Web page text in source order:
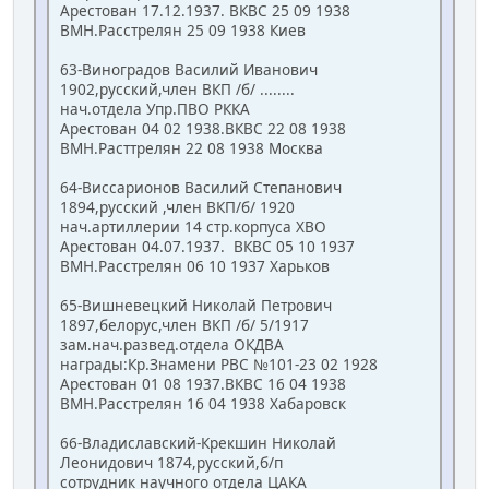
Арестован 17.12.1937. ВКВС 25 09 1938
ВМН.Расстрелян 25 09 1938 Киев
63-Виноградов Василий Иванович
1902,русский,член ВКП /б/ ........
нач.отдела Упр.ПВО РККА
Арестован 04 02 1938.ВКВС 22 08 1938
ВМН.Расттрелян 22 08 1938 Москва
64-Виссарионов Василий Степанович
1894,русский ,член ВКП/б/ 1920
нач.артиллерии 14 стр.корпуса ХВО
Арестован 04.07.1937. ВКВС 05 10 1937
ВМН.Расстрелян 06 10 1937 Харьков
65-Вишневецкий Николай Петрович
1897,белорус,член ВКП /б/ 5/1917
зам.нач.развед.отдела ОКДВА
награды:Кр.Знамени РВС №101-23 02 1928
Арестован 01 08 1937.ВКВС 16 04 1938
ВМН.Расстрелян 16 04 1938 Хабаровск
66-Владиславский-Крекшин Николай
Леонидович 1874,русский,б/п
сотрудник научного отдела ЦАКА